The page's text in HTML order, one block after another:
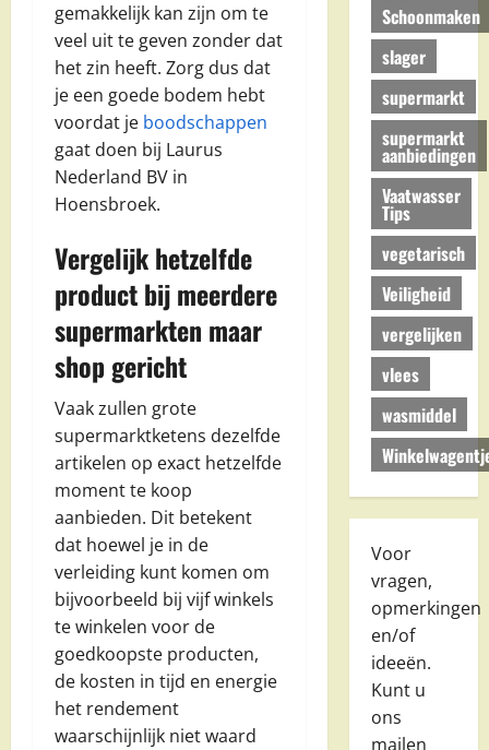
gemakkelijk kan zijn om te
veel uit te geven zonder dat
het zin heeft. Zorg dus dat
je een goede bodem hebt
voordat je boodschappen
gaat doen bij Laurus
Nederland BV in
Hoensbroek.
Vergelijk hetzelfde
product bij meerdere
supermarkten maar
shop gericht
Vaak zullen grote
supermarktketens dezelfde
artikelen op exact hetzelfde
moment te koop
aanbieden. Dit betekent
dat hoewel je in de
verleiding kunt komen om
bijvoorbeeld bij vijf winkels
te winkelen voor de
goedkoopste producten,
de kosten in tijd en energie
het rendement
waarschijnlijk niet waard
Schoonmaken
slager
supermarkt
supermarkt
aanbiedingen
Vaatwasser
Tips
vegetarisch
Veiligheid
vergelijken
vlees
wasmiddel
Voor
vragen,
opmerkingen
en/of
ideeën.
Kunt u
ons
mailen